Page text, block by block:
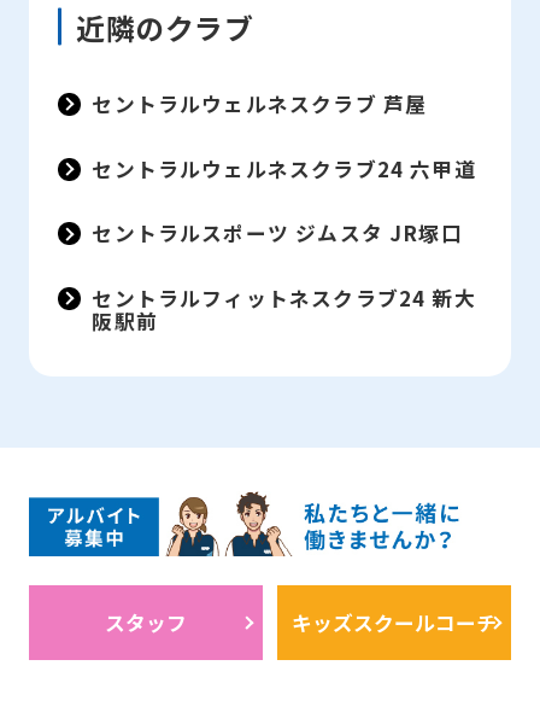
近隣のクラブ
セントラルウェルネスクラブ 芦屋
セントラルウェルネスクラブ24 六甲道
セントラルスポーツ ジムスタ JR塚口
セントラルフィットネスクラブ24 新大
阪駅前
スタッフ キッズスクールコーチ